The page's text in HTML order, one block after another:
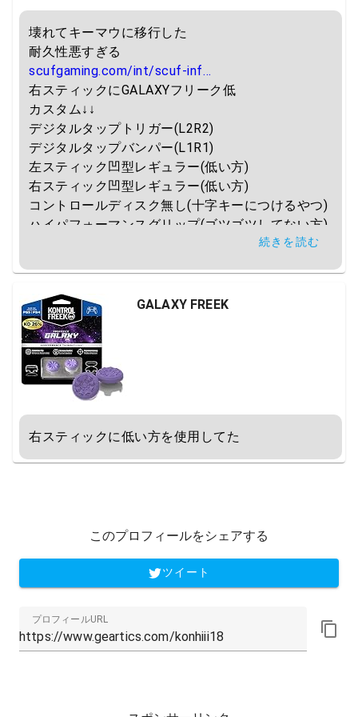
壊れてキーマウに移行した
scufgaming.com/int/scuf-inf…
右スティックにGALAXYフリーク低
カスタム↓↓
デジタルタップトリガー(L2R2)
デジタルタップバンパー(L1R1)
左スティック凹型レギュラー(低い方)
右スティック凹型レギュラー(低い方)
コントロールディスク無し(十字キーにつけるやつ)
ハイパフォーマンスグリップ(ゴツゴツしてない方)
続きを読む
GALAXY FREEK
右スティックに低い方を使用してた
このプロフィールをシェアする
ツイート
プロフィールURL